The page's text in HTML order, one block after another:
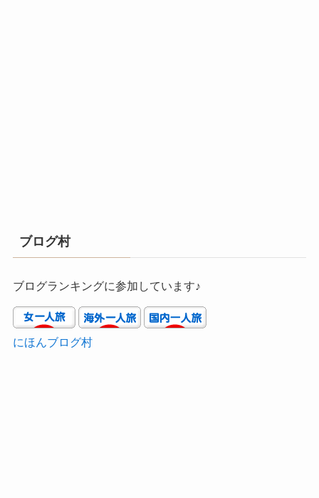
ブログ村
ブログランキングに参加しています♪
にほんブログ村